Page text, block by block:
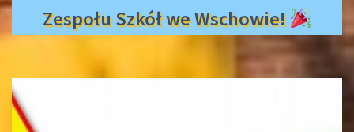
Zespołu Szkół we Wschowie!